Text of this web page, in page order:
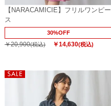
【NARACAMICIE】フリルワンピー
ス
30%OFF
￥20,900(税込) ￥14,630(税込)